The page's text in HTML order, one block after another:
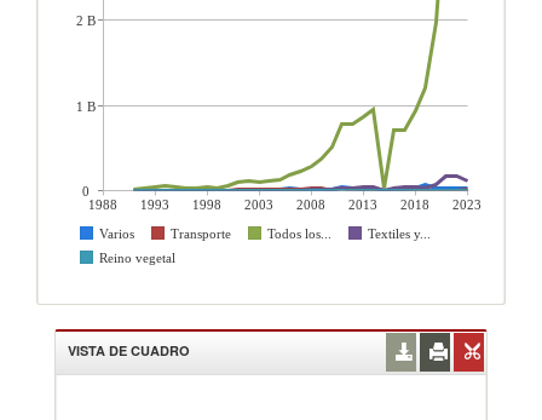
1988 1993 1998 2003 2008 2013 2018
2023
Varios
Transporte Todos los...
Textiles y...
Reino vegetal
2 B
1 B
0
VISTA DE CUADRO